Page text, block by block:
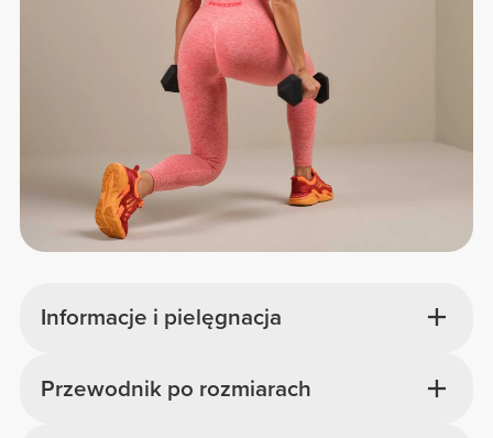
Informacje i pielęgnacja
Przewodnik po rozmiarach